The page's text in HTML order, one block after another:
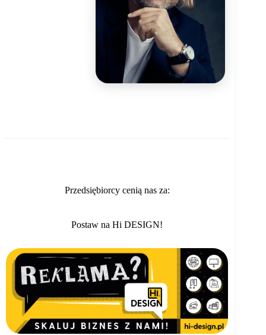
Przedsiębiorcy cenią nas za:
Postaw na Hi DESIGN!